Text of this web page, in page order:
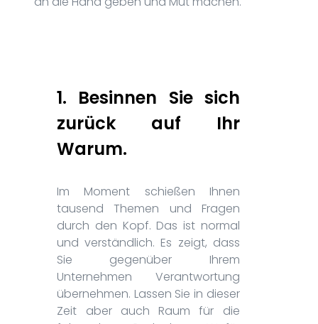
1. Besinnen Sie sich
zurück auf Ihr
Warum.
Im Moment schießen Ihnen
tausend Themen und Fragen
durch den Kopf. Das ist normal
und verständlich. Es zeigt, dass
Sie gegenüber Ihrem
Unternehmen Verantwortung
übernehmen. Lassen Sie in dieser
Zeit aber auch Raum für die